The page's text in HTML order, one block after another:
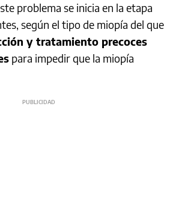
problema se inicia en la etapa
según el tipo de miopía del que
y tratamiento precoces
para impedir que la miopía